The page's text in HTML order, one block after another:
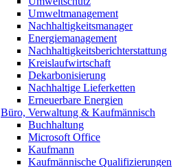
Umweltmanagement
Nachhaltigkeitsmanager
Energiemanagement
Nachhaltigkeitsberichterstattung
Kreislaufwirtschaft
Dekarbonisierung
Nachhaltige Lieferketten
Erneuerbare Energien
Büro, Verwaltung & Kaufmännisch
Buchhaltung
Microsoft Office
Kaufmann
Kaufmännische Qualifizierungen